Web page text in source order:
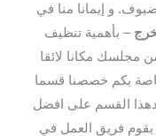
و إيمانا منا في
– بأهمية تنظيف
مجلسك مكانا لائقا
بكم خصصنا قسما
القسم على افضل
يقوم فريق العمل في